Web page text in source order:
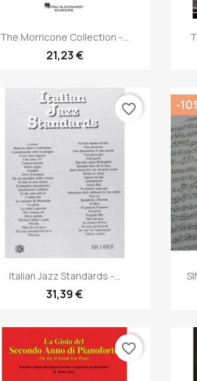
Anteprima
The Morricone Collection -...
21,23 €
Anteprima
Italian Jazz Standards -...
31,39 €
favorite_border -
favorite_border